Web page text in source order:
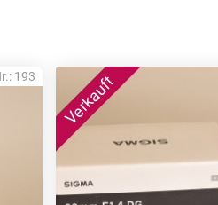
193